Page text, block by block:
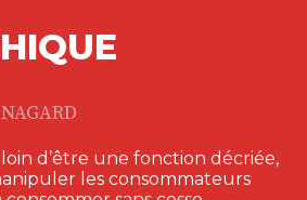
d’être une fonction décriée,
les consommateurs